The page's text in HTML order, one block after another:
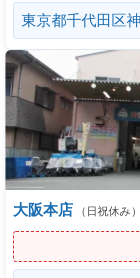
東京都千代田区
大阪本店 （日祝休み）